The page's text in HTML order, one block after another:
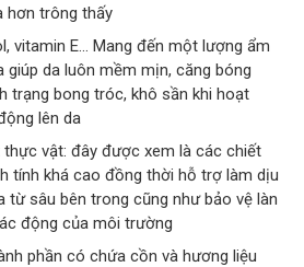
hơn trông thấy
vitamin E… Mang đến một lượng ẩm
giúp da luôn mềm mịn, căng bóng
trạng bong tróc, khô sần khi hoạt
lên da
thực vật: đây được xem là các chiết
tính khá cao đồng thời hỗ trợ làm dịu
từ sâu bên trong cũng như bảo vệ làn
động của môi trường
phần có chứa cồn và hương liệu